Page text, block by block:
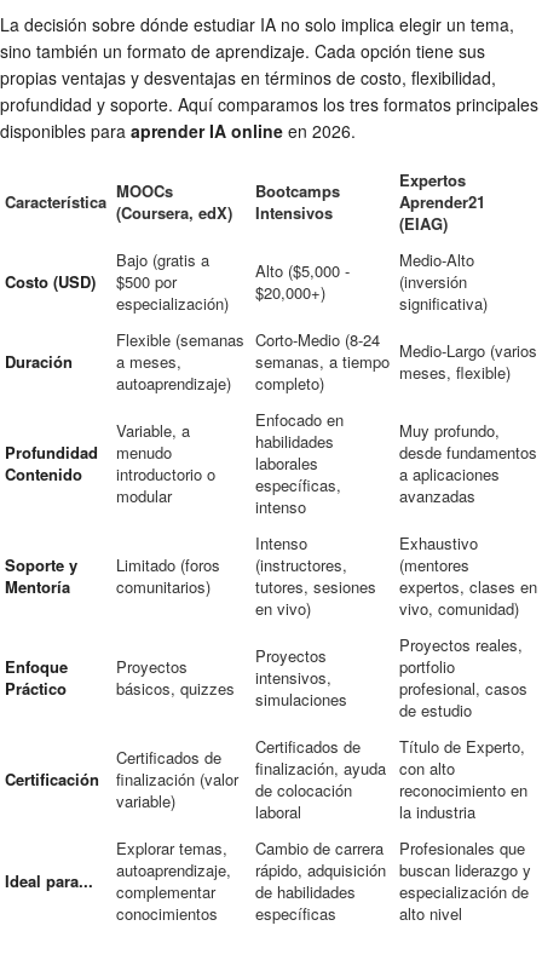
La decisión sobre dónde estudiar IA no solo implica elegir un tema,
sino también un formato de aprendizaje. Cada opción tiene sus
propias ventajas y desventajas en términos de costo, flexibilidad,
profundidad y soporte. Aquí comparamos los tres formatos principales
disponibles para aprender IA online en 2026.
Característica MOOCs
(Coursera, edX)
Bootcamps
Intensivos
Expertos
Aprender21
(EIAG)
Costo (USD)
Bajo (gratis a
$500 por
especialización)
Alto ($5,000 -
$20,000+)
Medio-Alto
(inversión
significativa)
Duración
Flexible (semanas
a meses,
autoaprendizaje)
Corto-Medio (8-24
semanas, a tiempo
completo)
Medio-Largo (varios
meses, flexible)
Profundidad
Contenido
Variable, a
menudo
introductorio o
modular
Enfocado en
habilidades
laborales
específicas,
intenso
Muy profundo,
desde fundamentos
a aplicaciones
avanzadas
Soporte y
Mentoría
Limitado (foros
comunitarios)
Intenso
(instructores,
tutores, sesiones
en vivo)
Exhaustivo
(mentores
expertos, clases en
vivo, comunidad)
Enfoque
Práctico
Proyectos
básicos, quizzes
Proyectos
intensivos,
simulaciones
Proyectos reales,
portfolio
profesional, casos
de estudio
Certificación
Certificados de
finalización (valor
variable)
Certificados de
finalización, ayuda
de colocación
laboral
Título de Experto,
con alto
reconocimiento en
la industria
Ideal para...
Explorar temas,
autoaprendizaje,
complementar
conocimientos
Cambio de carrera
rápido, adquisición
de habilidades
específicas
Profesionales que
buscan liderazgo y
especialización de
alto nivel